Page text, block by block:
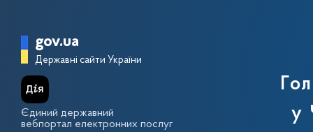
Головна сторінка Державної
gov.ua
Державні сайти України
Єдиний державний
вебпортал електронних послуг
у